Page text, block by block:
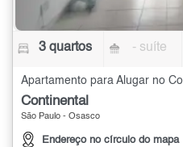
3 quartos - suíte
Apartamento para Alugar no
Continental
São Paulo - Osasco
Endereço no círculo do mapa